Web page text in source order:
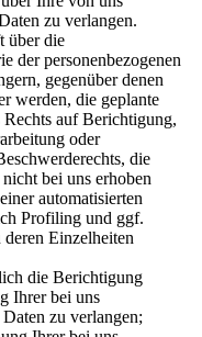
zu verlangen.
über die
der personenbezogenen
gegenüber denen
werden, die geplante
Rechts auf Berichtigung,
oder
die
bei uns erhoben
automatisierten
Profiling und ggf.
Einzelheiten
die Berichtigung
Ihrer bei uns
zu verlangen;